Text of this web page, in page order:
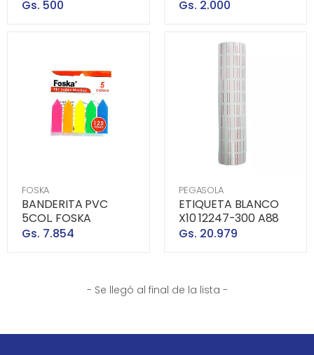
Gs. 500
Gs. 2.000
FOSKA
BANDERITA PVC
5COL. FOSKA
Gs. 7.854
PEGASOLA
ETIQUETA BLANCO
X10 12247-300 A88
Gs. 20.979
- Se llegó al final de la lista -